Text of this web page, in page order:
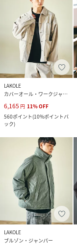
LAKOLE
カバーオール・ワークジャケット
6,165 円 11%OFF
560ポイント(10%ポイントバ
ック)
LAKOLE
ブルゾン・ジャンパー